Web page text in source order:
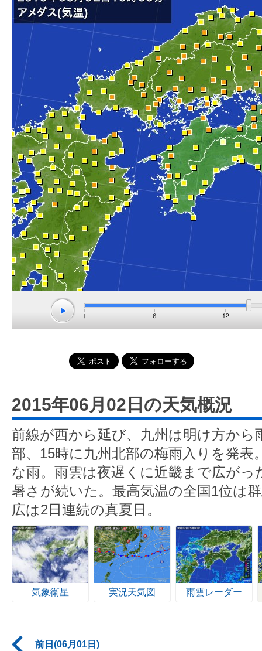
2015年06月02日の天気概況
前線が西から延び、九州は明け方から
部、15時に九州北部の梅雨入りを発表
な雨。雨雲は夜遅くに近畿まで広がっ
暑さが続いた。最高気温の全国1位は
広は2日連続の真夏日。
気象衛星 実況天気図 雨雲レーダー
前日(06月01日)